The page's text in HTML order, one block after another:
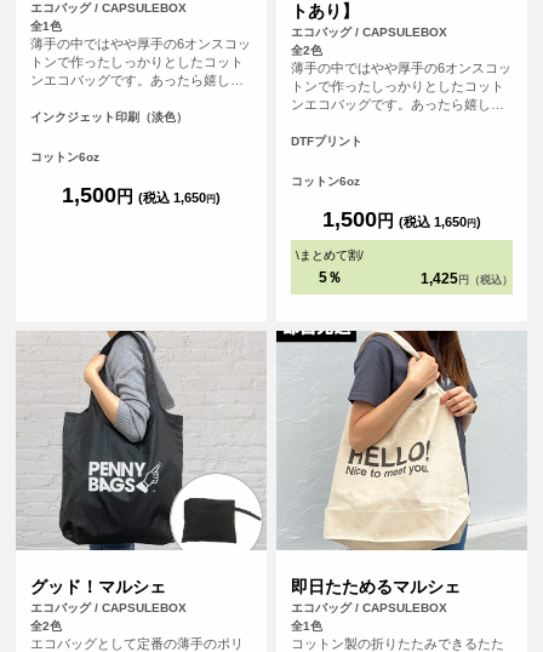
エコバッグ / CAPSULEBOX
全1色
薄手の中ではやや厚手の6オンスコッ
トンで作ったしっかりとしたコット
ンエコバッグです。あったら嬉しい
ケットに入れればコンパクトにする
り、とてもしっかりとしたエコバッ
からフルカラープリントでオリジナ
ルエコバッグを作ることができま
インクジェット印刷（淡色）
コットン6oz
1,500円 (税込 1,650円)
トあり】
エコバッグ / CAPSULEBOX
全2色
薄手の中ではやや厚手の6オンスコッ
トンで作ったしっかりとしたコット
ンエコバッグです。あったら嬉しい
ケットに入れればコンパクトにする
り、とてもしっかりとしたエコバッ
からフルカラープリントでオリジナ
ルエコバッグを作ることができま
す！（※弊社オリジナルバッグのた
DTFプリント
コットン6oz
1,500円 (税込 1,650円)
\まとめて割/
5％ 1,425 円（税込）
グッド！マルシェ
エコバッグ / CAPSULEBOX
全2色
エコバッグとして定番の薄手のポリ
即日たためるマルシェ
エコバッグ / CAPSULEBOX
全1色
コットン製の折りたたみできるたた